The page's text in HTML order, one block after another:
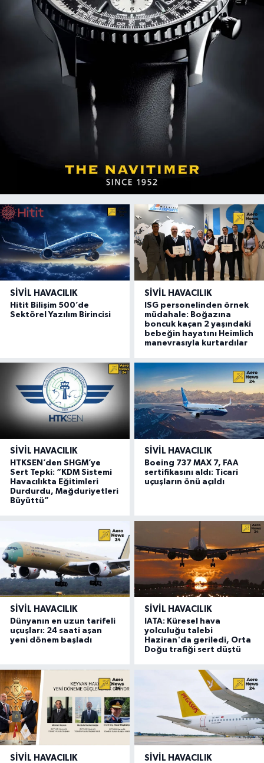
SIVIL HAVACILIK
Hitit Bilişim 500’de
Sektörel Yazılım Birincisi
SIVIL HAVACILIK
ISG personelinden örnek
müdahale: Boğazına
boncuk kaçan 2 yaşındaki
bebeğin hayatını Heimlich
manevrasıyla kurtardılar
SIVIL HAVACILIK
HTKSEN’den SHGM’ye
Sert Tepki: “KDM Sistemi
Havacılıkta Eğitimleri
Durdurdu, Mağduriyetleri
Büyüttü”
SIVIL HAVACILIK
Boeing 737 MAX 7, FAA
sertifikasını aldı: Ticari
uçuşların önü açıldı
SIVIL HAVACILIK
Dünyanın en uzun tarifeli
uçuşları: 24 saati aşan
yeni dönem başladı
SIVIL HAVACILIK
IATA: Küresel hava
yolculuğu talebi
Haziran'da geriledi, Orta
Doğu trafiği sert düştü
SIVIL HAVACILIK SIVIL HAVACILIK